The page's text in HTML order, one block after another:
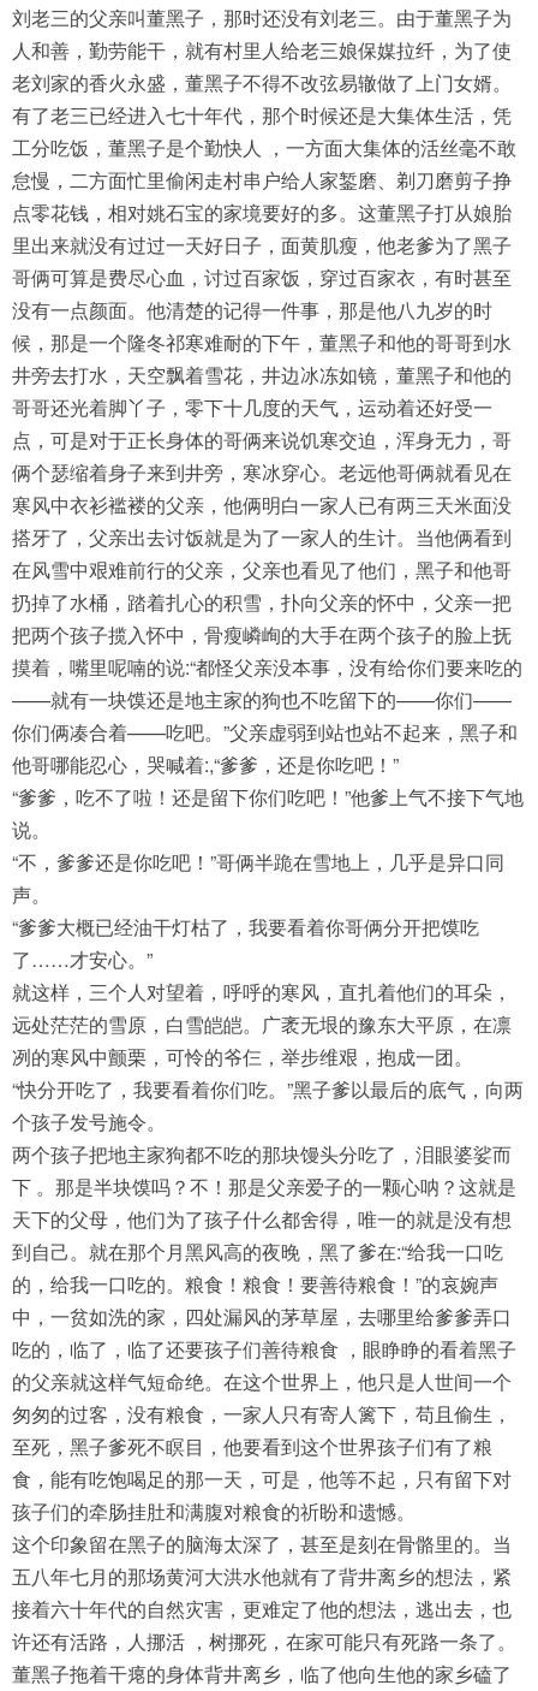
刘老三的父亲叫董黑子，那时还没有刘老三。由于董黑子为
人和善，勤劳能干，就有村里人给老三娘保媒拉纤，为了使
老刘家的香火永盛，董黑子不得不改弦易辙做了上门女婿。
有了老三已经进入七十年代，那个时候还是大集体生活，凭
工分吃饭，董黑子是个勤快人 ，一方面大集体的活丝毫不敢
怠慢，二方面忙里偷闲走村串户给人家錾磨、剃刀磨剪子挣
点零花钱，相对姚石宝的家境要好的多。这董黑子打从娘胎
里出来就没有过过一天好日子，面黄肌瘦，他老爹为了黑子
哥俩可算是费尽心血，讨过百家饭，穿过百家衣，有时甚至
没有一点颜面。他清楚的记得一件事，那是他八九岁的时
候，那是一个隆冬祁寒难耐的下午，董黑子和他的哥哥到水
井旁去打水，天空飘着雪花，井边冰冻如镜，董黑子和他的
哥哥还光着脚丫子，零下十几度的天气，运动着还好受一
点，可是对于正长身体的哥俩来说饥寒交迫，浑身无力，哥
俩个瑟缩着身子来到井旁，寒冰穿心。老远他哥俩就看见在
寒风中衣衫褴褛的父亲，他俩明白一家人已有两三天米面没
搭牙了，父亲出去讨饭就是为了一家人的生计。当他俩看到
在风雪中艰难前行的父亲，父亲也看见了他们，黑子和他哥
扔掉了水桶，踏着扎心的积雪，扑向父亲的怀中，父亲一把
把两个孩子揽入怀中，骨瘦嶙峋的大手在两个孩子的脸上抚
摸着，嘴里呢喃的说:“都怪父亲没本事，没有给你们要来吃的
——就有一块馍还是地主家的狗也不吃留下的——你们——
你们俩凑合着——吃吧。”父亲虚弱到站也站不起来，黑子和
他哥哪能忍心，哭喊着:,“爹爹，还是你吃吧！”
“爹爹，吃不了啦！还是留下你们吃吧！”他爹上气不接下气地
说。
“不，爹爹还是你吃吧！”哥俩半跪在雪地上，几乎是异口同
声。
“爹爹大概已经油干灯枯了，我要看着你哥俩分开把馍吃
了……才安心。”
就这样，三个人对望着，呼呼的寒风，直扎着他们的耳朵，
远处茫茫的雪原，白雪皑皑。广袤无垠的豫东大平原，在凛
冽的寒风中颤栗，可怜的爷仨，举步维艰，抱成一团。
“快分开吃了，我要看着你们吃。”黑子爹以最后的底气，向两
个孩子发号施令。
两个孩子把地主家狗都不吃的那块馒头分吃了，泪眼婆娑而
下 。那是半块馍吗？不！那是父亲爱子的一颗心呐？这就是
天下的父母，他们为了孩子什么都舍得，唯一的就是没有想
到自己。就在那个月黑风高的夜晚，黑了爹在:“给我一口吃
的，给我一口吃的。粮食！粮食！要善待粮食！”的哀婉声
中，一贫如洗的家，四处漏风的茅草屋，去哪里给爹爹弄口
吃的，临了，临了还要孩子们善待粮食 ，眼睁睁的看着黑子
的父亲就这样气短命绝。在这个世界上，他只是人世间一个
匆匆的过客，没有粮食，一家人只有寄人篱下，苟且偷生，
至死，黑子爹死不瞑目，他要看到这个世界孩子们有了粮
食，能有吃饱喝足的那一天，可是，他等不起，只有留下对
孩子们的牵肠挂肚和满腹对粮食的祈盼和遗憾。
这个印象留在黑子的脑海太深了，甚至是刻在骨骼里的。当
五八年七月的那场黄河大洪水他就有了背井离乡的想法，紧
接着六十年代的自然灾害，更难定了他的想法，逃出去，也
许还有活路，人挪活 ，树挪死，在家可能只有死路一条了。
董黑子拖着干瘪的身体背井离乡，临了他向生他的家乡磕了